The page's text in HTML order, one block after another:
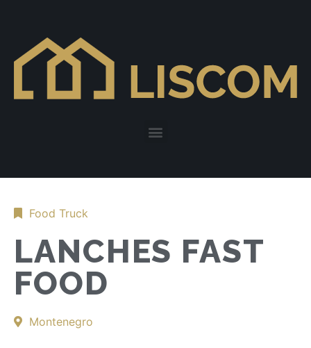
Food Truck
LANCHES FAST
FOOD
Montenegro